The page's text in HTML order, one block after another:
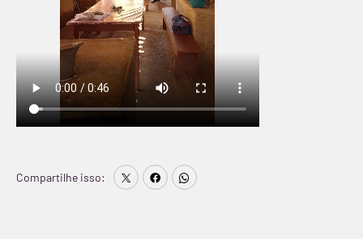
Compartilhe isso: